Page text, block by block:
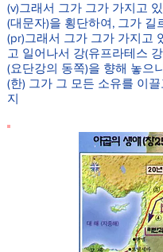
(v)그래서 그가 그가 가지고
(대문자)을 횡단하여, 그가
(pr)그래서 그가 그가 가지고
고 일어나서 강(유프라테스
(요단강의 동쪽)을 향해 놓으
(한) 그가 그 모든 소유를 이
지